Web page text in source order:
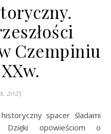
Czempiniu
2025
Dzięki opowieściom o